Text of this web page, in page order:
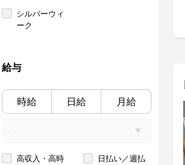
シルバーウィ
ーク
給与
時給 日給 月給
高収入・高時
日払い／週払